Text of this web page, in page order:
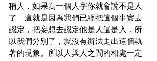
稱人，如果寫一個人字你就會說不是人
了，這就是因為我們已經把這個事實去
認定，把妄想去認定他是人還是入，所
以我們分別了，就沒有辦法走出這個執
著的現象。所以人與人之間的相處一定